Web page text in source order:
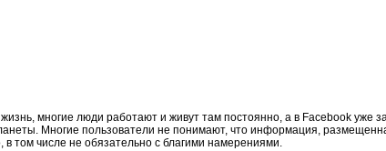
многие люди работают и живут там постоянно, а в Facebook уже
Многие пользователи не понимают, что информация,
в том числе не обязательно с благими намерениями.